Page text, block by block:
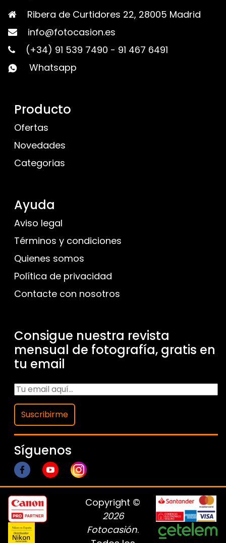
Ribera de Curtidores 22, 28005 Madrid
info@fotocasion.es
(+34) 91 539 7490 - 91 467 6491
Whatsapp
Producto
Ofertas
Novedades
Categorias
Ayuda
Aviso legal
Términos y condiciones
Quienes somos
Política de privacidad
Contacte con nosotros
Consigue nuestra revista
mensual de fotografía, gratis en
tu email
Suscribirme
Síguenos
Copyright ©
2026
Fotocasión.